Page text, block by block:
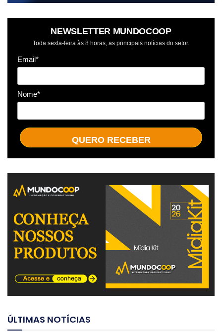
NEWSLETTER MUNDOCOOP
Toda sexta-feira às 8 horas, as principais notícias do setor.
Email*
Nome*
QUERO RECEBER
ÚLTIMAS NOTÍCIAS